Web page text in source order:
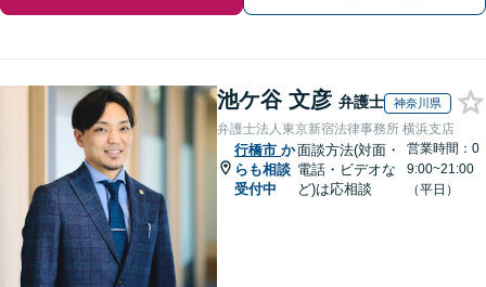
池ケ谷 文彦 弁護士 神奈川県
弁護士法人東京新宿法律事務所 横浜支店
行橋市 か
らも相談
受付中
面談方法(対面・
電話・ビデオな
ど)は応相談
営業時間：0
9:00~21:00
（平日）